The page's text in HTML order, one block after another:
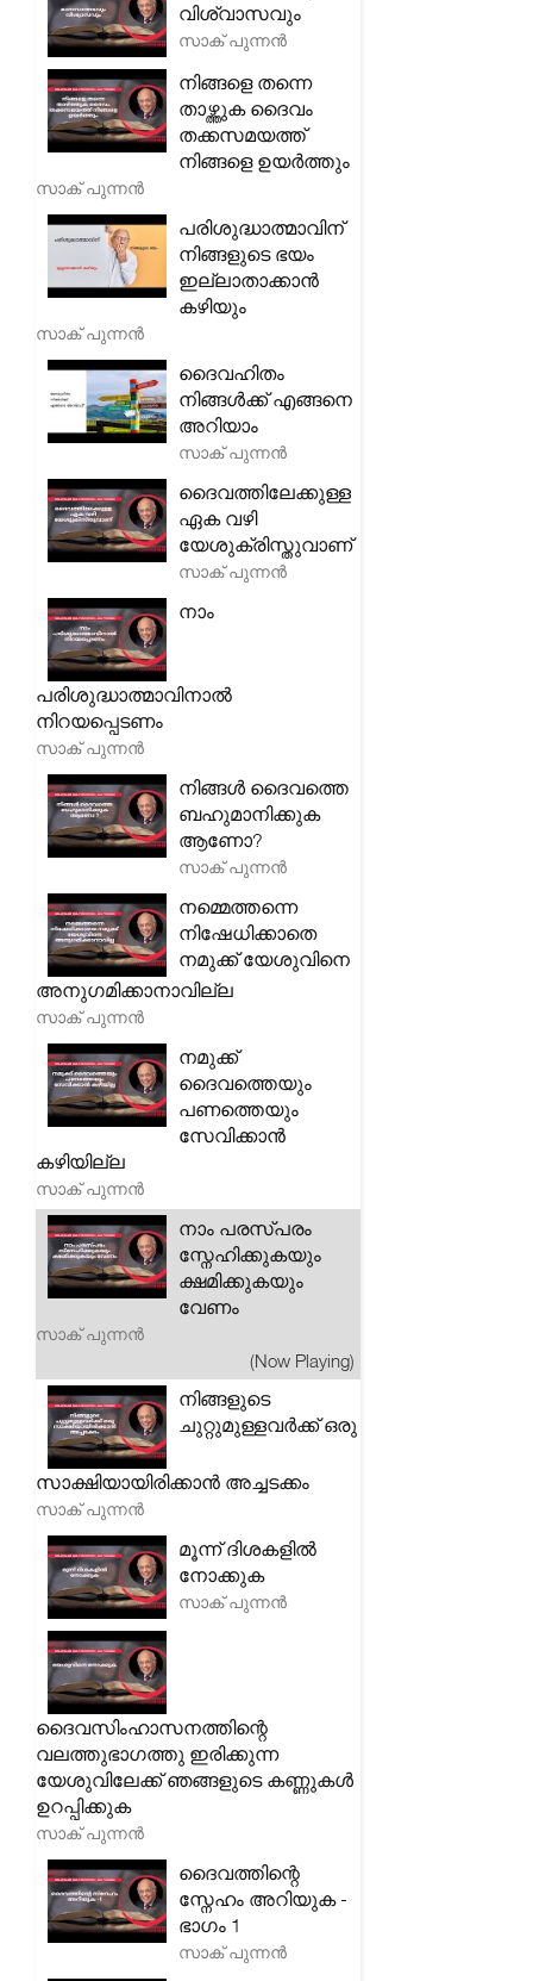
വിശ്വാസവും
സാക് പുന്നൻ
നിങ്ങളെ തന്നെ
താഴ്ത്തുക ദൈവം
തക്കസമയത്ത്
നിങ്ങളെ ഉയർത്തും
സാക് പുന്നൻ
പരിശുദ്ധാത്മാവിന്
നിങ്ങളുടെ ഭയം
ഇല്ലാതാക്കാൻ
കഴിയും
സാക് പുന്നൻ
ദൈവഹിതം
നിങ്ങൾക്ക് എങ്ങനെ
അറിയാം
സാക് പുന്നൻ
ദൈവത്തിലേക്കുള്ള
ഏക വഴി
യേശുക്രിസ്തുവാണ്
സാക് പുന്നൻ
നാം
പരിശുദ്ധാത്മാവിനാൽ
നിറയപ്പെടണം
സാക് പുന്നൻ
നിങ്ങൾ ദൈവത്തെ
ബഹുമാനിക്കുക
ആണോ?
സാക് പുന്നൻ
നമ്മെത്തന്നെ
നിഷേധിക്കാതെ
നമുക്ക് യേശുവിനെ
അനുഗമിക്കാനാവില്ല
സാക് പുന്നൻ
നമുക്ക്
ദൈവത്തെയും
പണത്തെയും
സേവിക്കാൻ
കഴിയില്ല
സാക് പുന്നൻ
നാം പരസ്പരം
സ്നേഹിക്കുകയും
ക്ഷമിക്കുകയും
വേണം
സാക് പുന്നൻ
(Now Playing)
നിങ്ങളുടെ
ചുറ്റുമുള്ളവർക്ക് ഒരു
സാക്ഷിയായിരിക്കാൻ അച്ചടക്കം
സാക് പുന്നൻ
മൂന്ന് ദിശകളിൽ
നോക്കുക
സാക് പുന്നൻ
ദൈവസിംഹാസനത്തിന്റെ
വലത്തുഭാഗത്തു ഇരിക്കുന്ന
യേശുവിലേക്ക് ഞങ്ങളുടെ കണ്ണുകൾ
ഉറപ്പിക്കുക
സാക് പുന്നൻ
ദൈവത്തിന്റെ
സ്നേഹം അറിയുക -
ഭാഗം 1
സാക് പുന്നൻ